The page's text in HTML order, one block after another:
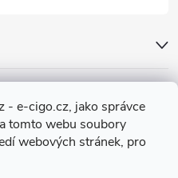
- e-cigo.cz, jako správce
tomto webu soubory
webových stránek, pro